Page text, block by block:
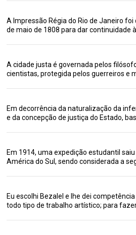
A Impressão Régia do Rio de Janeiro
de maio de 1808 para dar continuidade
A cidade justa é governada pelos
cientistas, protegida pelos guerreiros e
Em decorrência da naturalização da
e da concepção de justiça do Estado,
Em 1914, uma expedição estudantil
América do Sul, sendo considerada a
Eu escolhi Bezalel e lhe dei
todo tipo de trabalho artístico; para